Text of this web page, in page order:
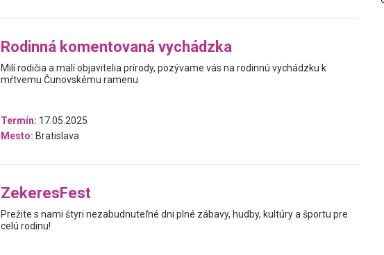
Rodinná komentovaná vychádzka
Milí rodičia a malí objavitelia prírody, pozývame vás na rodinnú vychádzku k
mŕtvemu Čunovskému ramenu.
Termín: 17.05.2025
Mesto: Bratislava
ZekeresFest
Prežite s nami štyri nezabudnuteľné dni plné zábavy, hudby, kultúry a športu pre
celú rodinu!